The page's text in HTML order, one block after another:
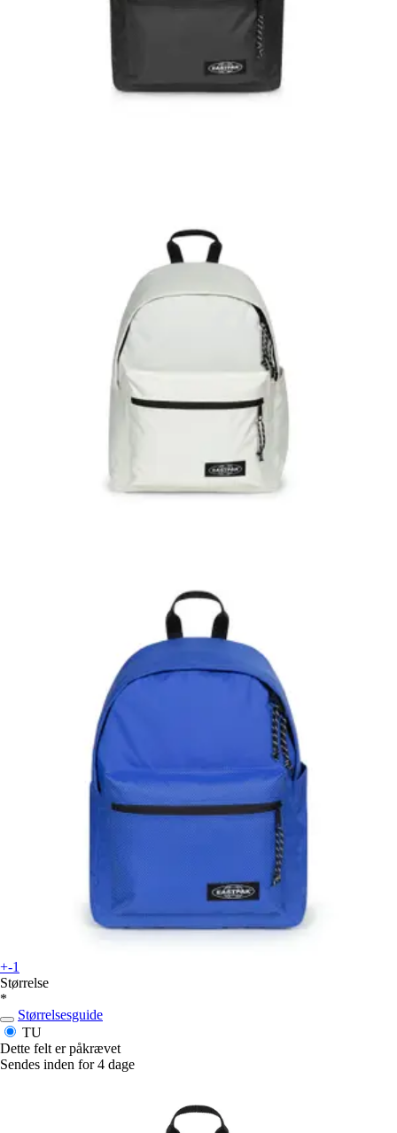
+-1
Størrelse
*
Størrelsesguide
TU
Dette felt er påkrævet
Sendes inden for 4 dage